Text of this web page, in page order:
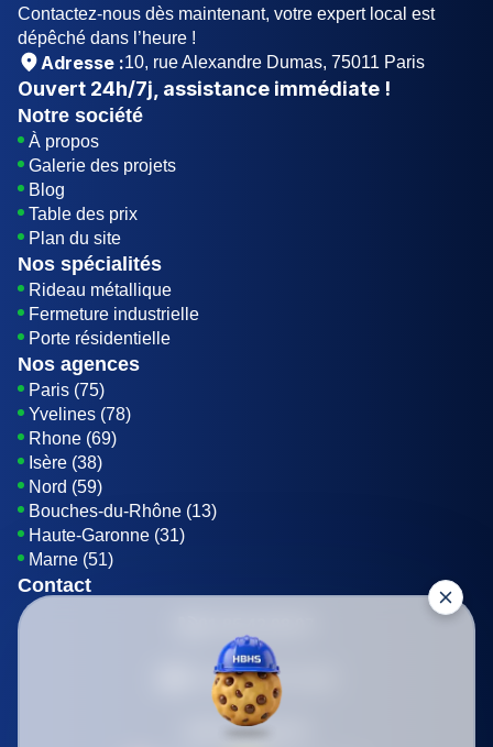
Contactez-nous dès maintenant, votre expert local est
dépêché dans l’heure !
Adresse :10, rue Alexandre Dumas, 75011 Paris
Ouvert 24h/7j , assistance immédiate !
Notre société
À propos
Galerie des projets
Blog
Table des prix
Plan du site
Nos spécialités
Rideau métallique
Fermeture industrielle
Porte résidentielle
Nos agences
Paris (75)
Yvelines (78)
Rhone (69)
Isère (38)
Nord (59)
Bouches-du-Rhône (13)
Haute-Garonne (31)
Marne (51)
Contact
Envoyer un E-mail
Être rappelé